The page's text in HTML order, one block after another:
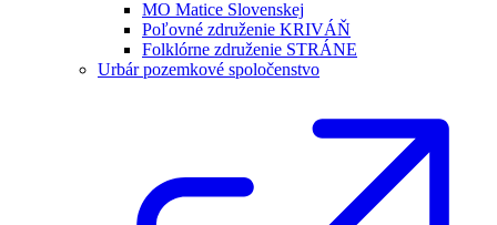
MO Matice Slovenskej
Poľovné združenie KRIVÁŇ
Folklórne združenie STRÁNE
Urbár pozemkové spoločenstvo